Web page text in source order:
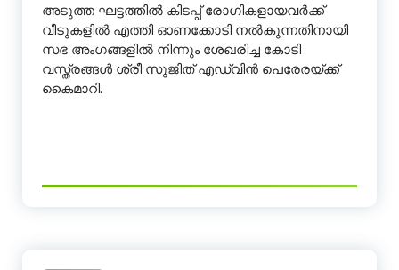
അടുത്ത ഘട്ടത്തിൽ കിടപ്പ് രോഗികളായവർക്ക്
വീടുകളിൽ എത്തി ഓണക്കോടി നൽകുന്നതിനായി
സഭ അംഗങ്ങളിൽ നിന്നും ശേഖരിച്ച കോടി
വസ്ത്രങ്ങൾ ശ്രീ സുജിത് എഡ്വിൻ പെരേരയ്ക്ക്
കൈമാറി.